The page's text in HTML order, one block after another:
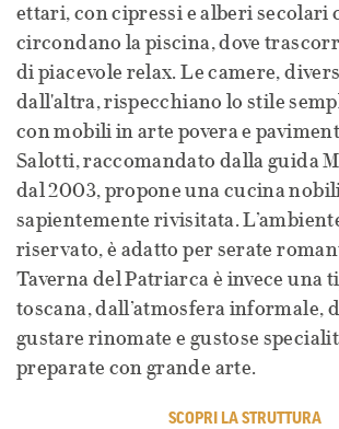
ettari, con cipressi e alberi secolari
circondano la piscina, dove
di piacevole relax. Le camere,
dall'altra, rispecchiano lo stile
con mobili in arte povera e
Salotti, raccomandato dalla guida
dal 2003, propone una cucina
sapientemente rivisitata.
riservato, è adatto per serate
Taverna del Patriarca è invece una
toscana, dall’atmosfera informale,
gustare rinomate e gustose
preparate con grande arte.
SCOPRI LA STRUTTURA